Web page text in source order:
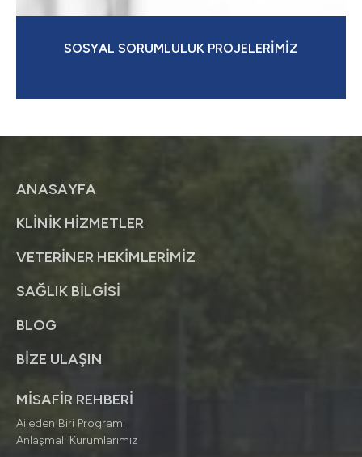
SOSYAL SORUMLULUK PROJELERİMİZ
ANASAYFA
KLİNİK HİZMETLER
VETERİNER HEKİMLERİMİZ
SAĞLIK BİLGİSİ
BLOG
BİZE ULAŞIN
MİSAFİR REHBERİ
Aileden Biri Programı
Anlaşmalı Kurumlarımız